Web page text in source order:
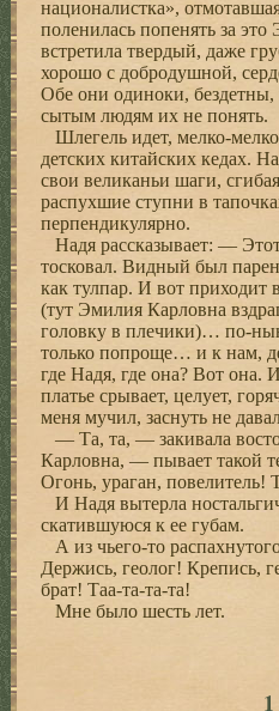
националистка»,
поленилась попенять за
встретила твердый, даже
хорошо с добродушной,
Обе они одиноки,
сытым людям их не понять.
Шлегель идет, мелко-
детских китайских кедах.
свои великаньи шаги,
распухшие ступни в
перпендикулярно.
Надя рассказывает: —
тосковал. Видный был
как тулпар. И вот приходит
(тут Эмилия Карловна
головку в плечики)… по-
только попроще… и к нам,
где Надя, где она? Вот она.
платье срывает, целует,
меня мучил, заснуть не
— Та, та, — закивала
Карловна, — пывает такой
Огонь, ураган, повелитель!
И Надя вытерла
скатившуюся к ее губам.
А из чьего-то
Держись, геолог! Крепись,
брат! Таа-та-та-та!
Мне было шесть лет.
1